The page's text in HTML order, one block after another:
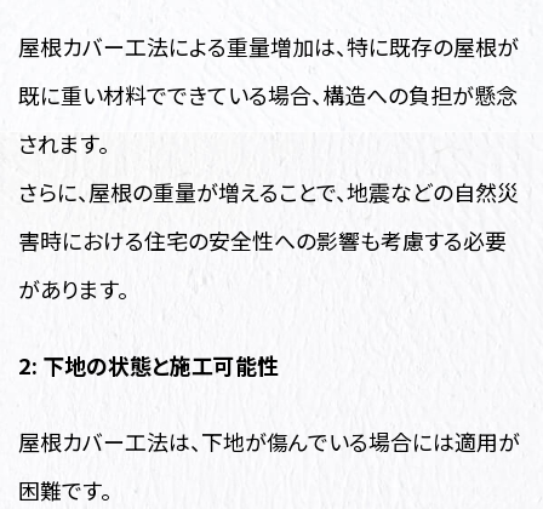
屋根カバー工法による重量増加は、特に既存の屋根が
既に重い材料でできている場合、構造への負担が懸念
されます。
さらに、屋根の重量が増えることで、地震などの自然災
害時における住宅の安全性への影響も考慮する必要
があります。
2: 下地の状態と施工可能性
屋根カバー工法は、下地が傷んでいる場合には適用が
困難です。